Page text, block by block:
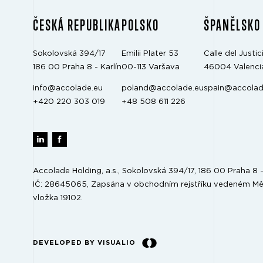
ČESKÁ REPUBLIKA
Sokolovská 394/17
186 00 Praha 8 - Karlín
info@accolade.eu
+420 220 303 019
POLSKO
Emilii Plater 53
00-113 Varšava
poland@accolade.eu
+48 508 611 226
ŠPANĚLSKO
Calle del
46004
Accolade Holding, a.s., Sokolovská 394/17, 186 00 Praha 8
IČ: 28645065, Zapsána v obchodním rejstříku vedeném
vložka 19102.
DEVELOPED BY VISUALIO